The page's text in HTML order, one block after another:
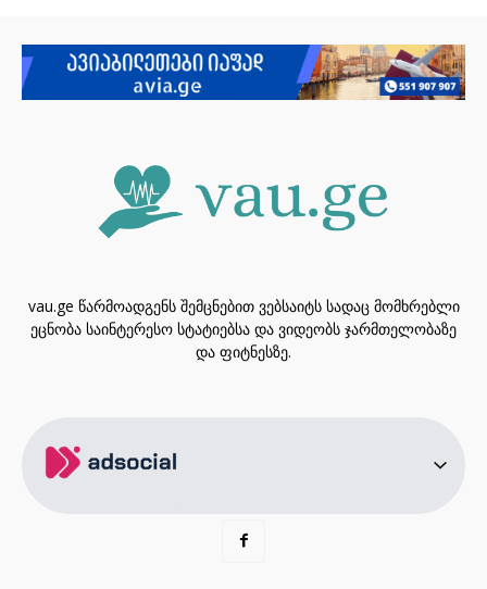
vau.ge წარმოადგენს შემცნებით ვებსაიტს სადაც მომხრებლი
ეცნობა საინტერესო სტატიებსა და ვიდეობს ჯარმთელობაზე
და ფიტნესზე.